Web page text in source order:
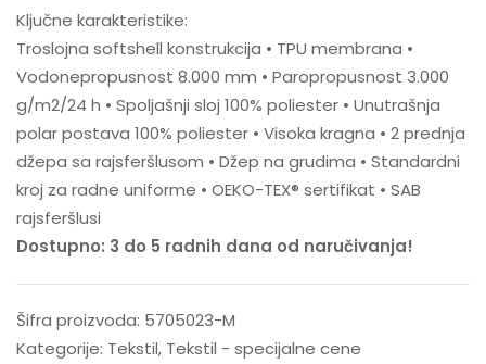
Ključne karakteristike:
Troslojna softshell konstrukcija • TPU membrana •
Vodonepropusnost 8.000 mm • Paropropusnost 3.000
g/m2/24 h • Spoljašnji sloj 100% poliester • Unutrašnja
polar postava 100% poliester • Visoka kragna • 2 prednja
džepa sa rajsferšlusom • Džep na grudima • Standardni
kroj za radne uniforme • OEKO-TEX® sertifikat • SAB
rajsferšlusi
Dostupno: 3 do 5 radnih dana od naručivanja!
Šifra proizvoda: 5705023-M
Kategorije: Tekstil, Tekstil - specijalne cene